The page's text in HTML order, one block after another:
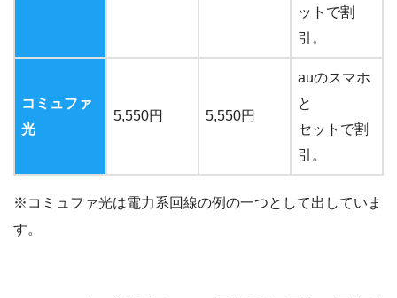
ットで割
引。
コミュファ
光
5,550円 5,550円
auのスマホ
と
セットで割
引。
※コミュファ光は電力系回線の例の一つとして出していま
す。